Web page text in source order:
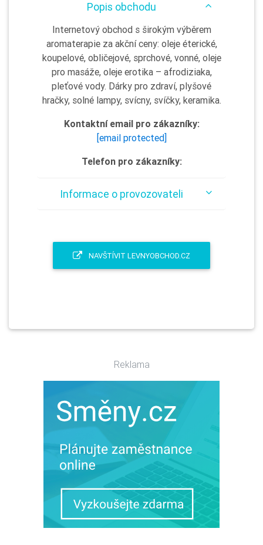
Popis obchodu
Internetový obchod s širokým výběrem
aromaterapie za akční ceny: oleje éterické,
koupelové, obličejové, sprchové, vonné, oleje
pro masáže, oleje erotika – afrodiziaka,
pleťové vody. Dárky pro zdraví, plyšové
hračky, solné lampy, svícny, svíčky, keramika.
Kontaktní email pro zákazníky:
[email protected]
Telefon pro zákazníky:
Informace o provozovateli
NAVŠTÍVIT LEVNYOBCHOD.CZ
Reklama